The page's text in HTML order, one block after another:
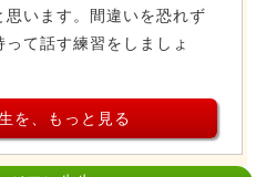
います。間違いを恐れず
て話す練習をしましょ
を、もっと見る